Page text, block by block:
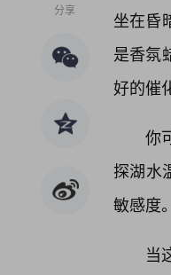
分享
坐在昏
是香氛
好的催
你
探湖水
敏感度。
当